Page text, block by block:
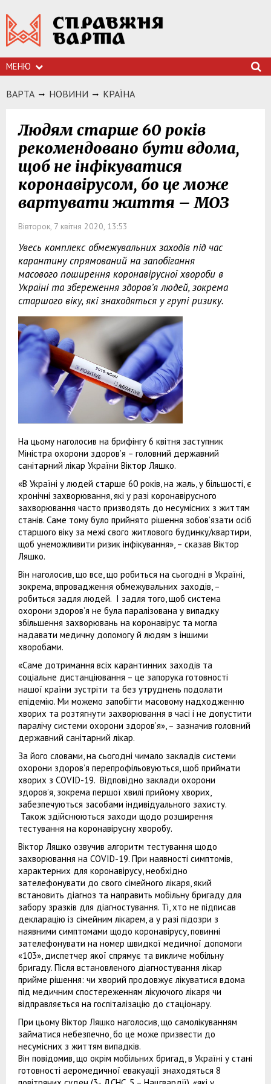
МЕНЮ
ВАРТА НОВИНИ КРАЇНА
Людям старше 60 років
рекомендовано бути вдома,
щоб не інфікуватися
коронавірусом, бо це може
вартувати життя – МОЗ
Вівторок, 7 квітня 2020, 13:53
Увесь комплекс обмежувальних заходів під час
карантину спрямований на запобігання
масового поширення коронавірусної хвороби в
Україні та збереження здоров’я людей, зокрема
старшого віку, які знаходяться у групі ризику.
На цьому наголосив на брифінгу 6 квітня заступник
Міністра охорони здоров’я – головний державний
санітарний лікар України Віктор Ляшко.
«В Україні у людей старше 60 років, на жаль, у більшості, є
хронічні захворювання, які у разі коронавірусного
захворювання часто призводять до несумісних з життям
станів. Саме тому було прийнято рішення зобов’язати осіб
старшого віку за межі свого житлового будинку/квартири,
щоб унеможливити ризик інфікування», – сказав Віктор
Ляшко.
Він наголосив, що все, що робиться на сьогодні в Україні,
зокрема, впровадження обмежувальних заходів, –
робиться задля людей. І задля того, щоб система
охорони здоров’я не була паралізована у випадку
збільшення захворювань на коронавірус та могла
надавати медичну допомогу й людям з іншими
хворобами.
«Саме дотримання всіх карантинних заходів та
соціальне дистанціювання – це запорука готовності
нашої країни зустріти та без утруднень подолати
епідемію. Ми можемо запобігти масовому надходженню
хворих та розтягнути захворювання в часі і не допустити
паралічу системи охорони здоров’я», – зазначив головний
державний санітарний лікар.
За його словами, на сьогодні чимало закладів системи
охорони здоров’я перепрофільовуються, щоб приймати
хворих з COVID-19. Відповідно заклади охорони
здоров’я, зокрема першої хвилі прийому хворих,
забезпечуються засобами індивідуального захисту.
Також здійснюються заходи щодо розширення
тестування на коронавірусну хворобу.
Віктор Ляшко озвучив алгоритм тестування щодо
захворювання на COVID-19. При наявності симптомів,
характерних для коронавірусу, необхідно
зателефонувати до свого сімейного лікаря, який
встановить діагноз та направить мобільну бригаду для
забору зразків для діагностування. Ті, хто не підписав
декларацію із сімейним лікарем, а у разі підозри з
наявними симптомами щодо коронавірусу, повинні
зателефонувати на номер швидкої медичної допомоги
«103», диспетчер якої спрямує та викличе мобільну
бригаду. Після встановленого діагностування лікар
прийме рішення: чи хворий продовжує лікуватися вдома
під медичним спостереженням лікуючого лікаря чи
відправляється на госпіталізацію до стаціонару.
При цьому Віктор Ляшко наголосив, що самолікуванням
займатися небезпечно, бо це може призвести до
несумісних з життям випадків.
Він повідомив, що окрім мобільних бригад, в Україні у стані
готовності аеромедичної евакуації знаходяться 8